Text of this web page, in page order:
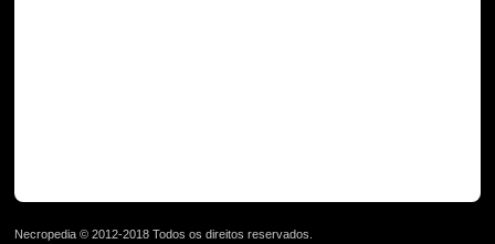
Necropedia © 2012-2018 Todos os direitos reservados.